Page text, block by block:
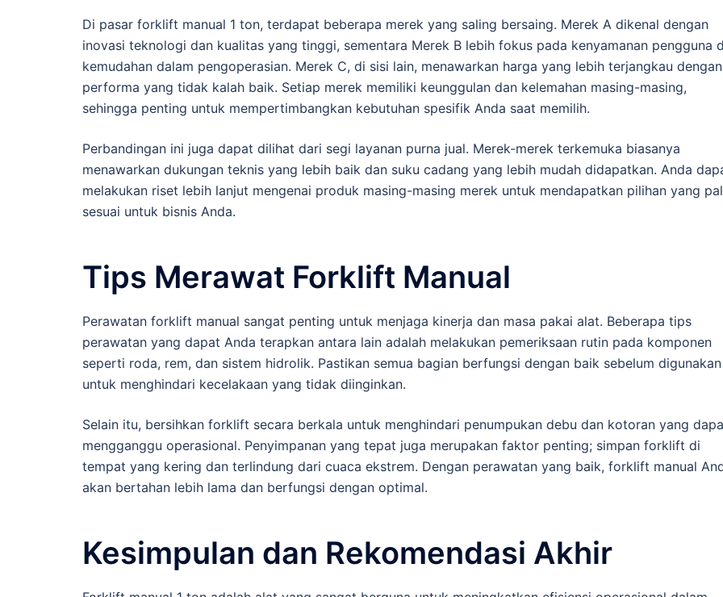
Di pasar forklift manual 1 ton, terdapat beberapa merek yang saling bersaing. Merek A dikenal dengan
inovasi teknologi dan kualitas yang tinggi, sementara Merek B lebih fokus pada kenyamanan pengguna
kemudahan dalam pengoperasian. Merek C, di sisi lain, menawarkan harga yang lebih terjangkau dengan
performa yang tidak kalah baik. Setiap merek memiliki keunggulan dan kelemahan masing-masing,
sehingga penting untuk mempertimbangkan kebutuhan spesifik Anda saat memilih.
Perbandingan ini juga dapat dilihat dari segi layanan purna jual. Merek-merek terkemuka biasanya
menawarkan dukungan teknis yang lebih baik dan suku cadang yang lebih mudah didapatkan. Anda
melakukan riset lebih lanjut mengenai produk masing-masing merek untuk mendapatkan pilihan yang
sesuai untuk bisnis Anda.
Tips Merawat Forklift Manual
Perawatan forklift manual sangat penting untuk menjaga kinerja dan masa pakai alat. Beberapa tips
perawatan yang dapat Anda terapkan antara lain adalah melakukan pemeriksaan rutin pada komponen
seperti roda, rem, dan sistem hidrolik. Pastikan semua bagian berfungsi dengan baik sebelum digunakan
untuk menghindari kecelakaan yang tidak diinginkan.
Selain itu, bersihkan forklift secara berkala untuk menghindari penumpukan debu dan kotoran yang
mengganggu operasional. Penyimpanan yang tepat juga merupakan faktor penting; simpan forklift di
tempat yang kering dan terlindung dari cuaca ekstrem. Dengan perawatan yang baik, forklift manual
akan bertahan lebih lama dan berfungsi dengan optimal.
Kesimpulan dan Rekomendasi Akhir